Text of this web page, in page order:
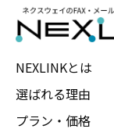
NEXLINKとは
選ばれる理由
プラン・価格